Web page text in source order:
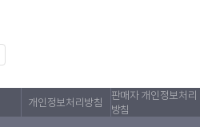
개인정보처리방침
판매자 개인정보처리
방침